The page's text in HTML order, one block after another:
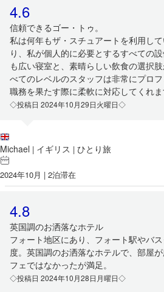
4.6
信頼できるゴー・トゥ。
私は何年もザ・スチュアートを利用し
り、私が個人的に必要とするすべての
も広い寝室と、素晴らしい飲食の選択
べてのレベルのスタッフは非常にプロ
職務を果たす際に柔軟に対応してくれま
◇投稿日 2024年10月29日火曜日◇
Michael | イギリス | ひとり旅
2024年10月 | 2泊滞在
4.8
英国調のお洒落なホテル
フォート地区にあり、フォート駅やバ
度。英国調のお洒落なホテルで、部屋
フェではなかったが満足。
◇投稿日 2024年10月28日月曜日◇